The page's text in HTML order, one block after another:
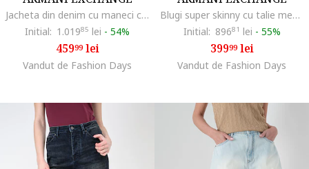
Jacheta din denim cu maneci cazute, Albastru deschis
Initial: 1.01985 lei - 54%
45999lei
Vandut de Fashion Days
Blugi super skinny cu talie medie, Crem
Initial: 89681 lei - 55%
39999lei
Vandut de Fashion Days